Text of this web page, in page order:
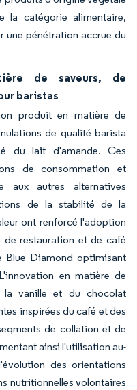
la catégorie alimentaire,
une pénétration accrue du
de saveurs, de
baristas
produit en matière de
de qualité barista
du lait d'amande. Ces
de consommation et
aux autres alternatives
de la stabilité de la
ont renforcé l'adoption
de restauration et de café
Blue Diamond optimisant
en matière de
la vanille et du chocolat
inspirées du café et des
de collation et de
ainsi l'utilisation au-
des orientations
nutritionnelles volontaires